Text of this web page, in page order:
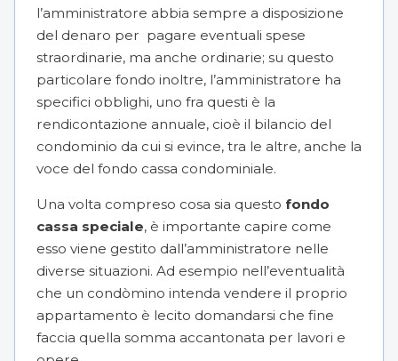
l’amministratore abbia sempre a disposizione
del denaro per pagare eventuali spese
straordinarie, ma anche ordinarie; su questo
particolare fondo inoltre, l’amministratore ha
specifici obblighi, uno fra questi è la
rendicontazione annuale, cioè il bilancio del
condominio da cui si evince, tra le altre, anche la
voce del fondo cassa condominiale.
Una volta compreso cosa sia questo fondo
cassa speciale, è importante capire come
esso viene gestito dall’amministratore nelle
diverse situazioni. Ad esempio nell’eventualità
che un condòmino intenda vendere il proprio
appartamento è lecito domandarsi che fine
faccia quella somma accantonata per lavori e